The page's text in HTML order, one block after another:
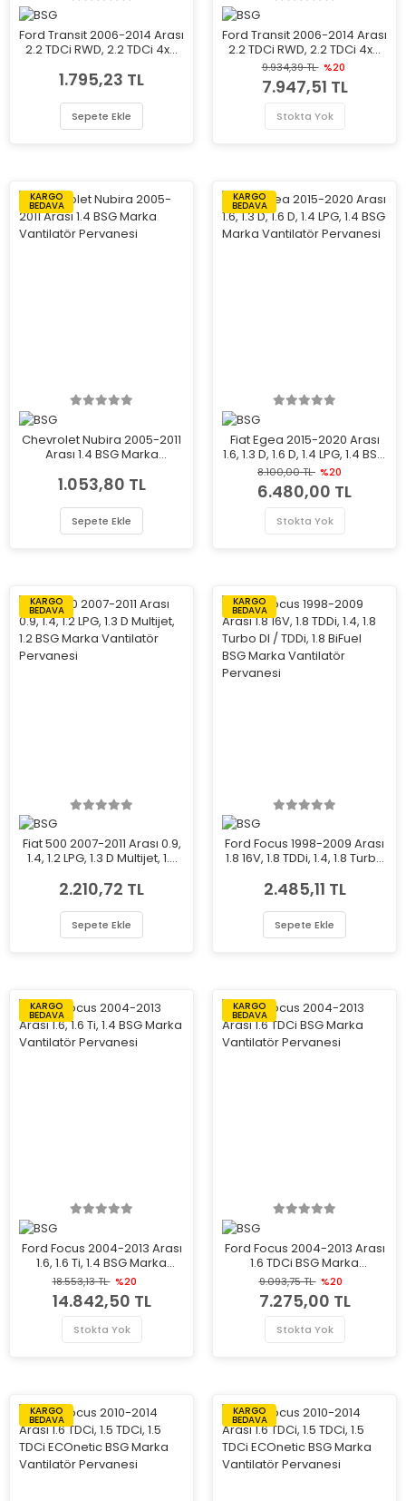
Ford Transit 2006-2014 Arası
2.2 TDCi RWD, 2.2 TDCi 4x4
Pervanesi
1.795,23 TL
Sepete Ekle
Ford Transit 2006-2014 Arası
2.2 TDCi RWD, 2.2 TDCi 4x4
BSG Marka Vantilatör
Pervanesi
9.934,39 TL %20
7.947,51 TL
Stokta Yok
KARGO
BEDAVA
Chevrolet Nubira 2005-2011
Arası 1.4 BSG Marka
1.053,80 TL
Sepete Ekle
KARGO
BEDAVA
Fiat Egea 2015-2020 Arası
1.6, 1.3 D, 1.6 D, 1.4 LPG, 1.4 BSG
Marka Vantilatör Pervanesi
8.100,00 TL %20
6.480,00 TL
Stokta Yok
KARGO
BEDAVA
Fiat 500 2007-2011 Arası 0.9,
1.4, 1.2 LPG, 1.3 D Multijet, 1.2
Pervanesi
2.210,72 TL
Sepete Ekle
KARGO
BEDAVA
Ford Focus 1998-2009 Arası
1.8 16V, 1.8 TDDi, 1.4, 1.8 Turbo
Marka Vantilatör Pervanesi
2.485,11 TL
Sepete Ekle
KARGO
BEDAVA
Ford Focus 2004-2013 Arası
1.6, 1.6 Ti, 1.4 BSG Marka
Vantilatör Pervanesi
18.553,13 TL %20
14.842,50 TL
Stokta Yok
KARGO
BEDAVA
Ford Focus 2004-2013 Arası
1.6 TDCi BSG Marka
Vantilatör Pervanesi
9.093,75 TL %20
7.275,00 TL
Stokta Yok
KARGO
BEDAVA
KARGO
BEDAVA